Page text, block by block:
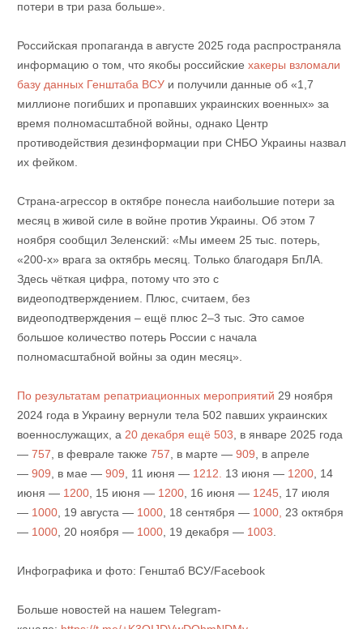
потери в три раза больше».
Российская пропаганда в августе 2025 года распространяла
информацию о том, что якобы российские хакеры взломали
базу данных Генштаба ВСУи получили данные об «1,7
миллионе погибших и пропавших украинских военных» за
время полномасштабной войны, однако Центр
противодействия дезинформации при СНБО Украины назвал
их фейком.
Страна-агрессор в октябре понесла наибольшие потери за
месяц в живой силе в войне против Украины. Об этом 7
ноября сообщил Зеленский: «Мы имеем 25 тыс. потерь,
«200-х» врага за октябрь месяц. Только благодаря БпЛА.
Здесь чёткая цифра, потому что это с
видеоподтверждением. Плюс, считаем, без
видеоподтверждения – ещё плюс 2–3 тыс. Это самое
большое количество потерь России с начала
полномасштабной войны за один месяц».
По результатам репатриационных мероприятий 29 ноября
2024 года в Украину вернули тела 502 павших украинских
военнослужащих, а20 декабря ещё 503, в январе 2025 года
— 757, в феврале также 757, в марте — 909, в апреле
— 909, в мае — 909, 11 июня — 1212. 13 июня — 1200, 14
июня — 1200, 15 июня — 1200, 16 июня — 1245, 17 июля
— 1000, 19 августа — 1000, 18 сентября — 1000, 23 октября
— 1000, 20 ноября — 1000, 19 декабря — 1003.
Инфографика и фото: Генштаб ВСУ/Facebook
Больше новостей на нашем Telegram-